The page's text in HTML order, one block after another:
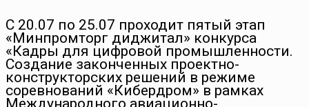
С 20.07 по 25.07 проходит пятый этап
«Минпромторг диджитал» конкурса
«Кадры для цифровой промышленности.
Создание законченных проектно-
конструкторских решений в режиме
соревнований «Кибердром» в рамках
Международного авиационно-